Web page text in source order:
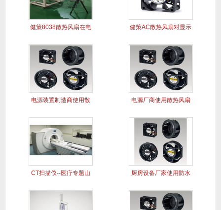
健策8038散热风扇在电 健策AC散热风扇对显示
电源装置制造商使用散 电源厂商使用散热风扇
CT扫描仪--医疗专题山 厨房设备厂家使用防水